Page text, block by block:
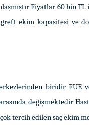
Fiyatlar 60 bin TL
ekim kapasitesi ve
biridir FUE
değişmektedir
tercih edilen saç ekim